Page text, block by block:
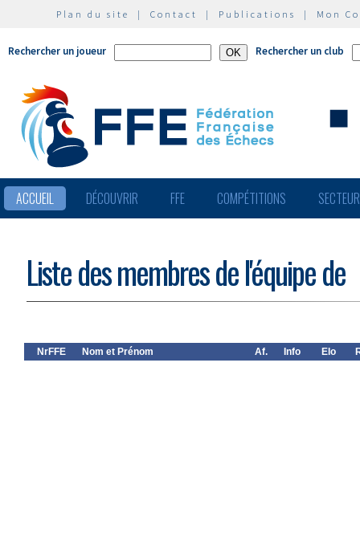
Plan du site | Contact | Publications | Mon
Rechercher un joueur Rechercher un club
ACCUEIL DÉCOUVRIR FFE COMPÉTITIONS
Liste des membres de l'équipe de
NrFFE Nom et Prénom Af. Info Elo